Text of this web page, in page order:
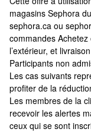
magasins Sephora
sephora.ca ou
commandes
l’extérieur, et
Participants non
Les cas suivants
profiter de la
Les membres de la
recevoir les alertes
ceux qui se sont